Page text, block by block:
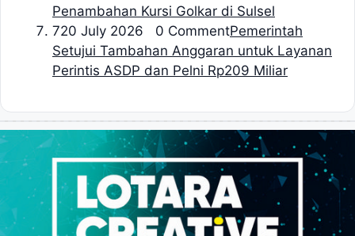
Penambahan Kursi Golkar di Sulsel
720 July 2026 0 CommentPemerintah
Setujui Tambahan Anggaran untuk Layanan
Perintis ASDP dan Pelni Rp209 Miliar